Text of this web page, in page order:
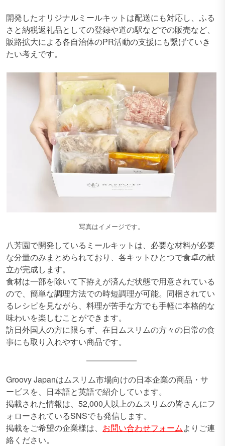
開発したオリジナルミールキットは配送にも対応し、ふる
さと納税返礼品としての登録や道の駅などでの販売など、
販路拡大による各自治体のPR活動の支援にも繋げていき
たい考えです。
写真はイメージです。
八芳園で開発しているミールキットは、必要な材料が必要
な分量のみまとめられており、各キットひとつで食卓の献
立が完成します。
食材は一部を除いて下拵えが済んだ状態で用意されている
ので、簡単な調理方法での時短調理が可能。同梱されてい
るレシピを見ながら、料理が苦手な方でも手軽に本格的な
味わいを楽しむことができます。
訪日外国人の方に限らず、在日ムスリムの方々の日常の食
事にも取り入れやすい商品です。
Groovy Japanはムスリム市場向けの日本企業の商品・サ
ービスを、日本語と英語で紹介しています。
掲載された情報は、52,000人以上のムスリムの皆さんにフ
ォローされているSNSでも発信します。
掲載をご希望の企業様は、 お問い合わせフォームよりご連
絡ください。